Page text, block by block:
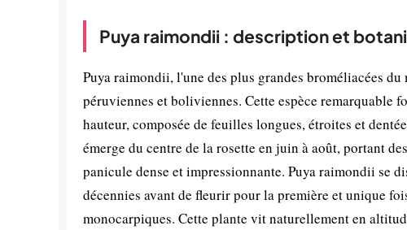
Puya raimondii : description et
Puya raimondii, l'une des plus grandes broméliacées
péruviennes et boliviennes. Cette espèce remarquable
hauteur, composée de feuilles longues, étroites et
émerge du centre de la rosette en juin à août, portant
panicule dense et impressionnante. Puya raimondii se
décennies avant de fleurir pour la première et unique
monocarpiques. Cette plante vit naturellement en